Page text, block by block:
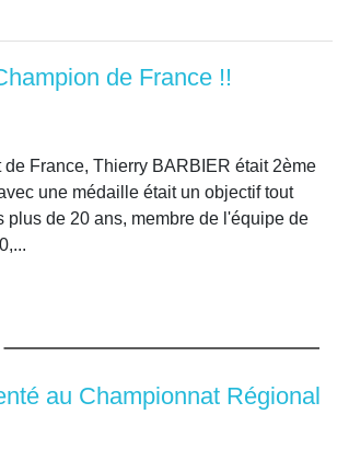
de France !!
France, Thierry BARBIER était 2ème
une médaille était un objectif tout
plus de 20 ans, membre de l'équipe de
au Championnat Régional